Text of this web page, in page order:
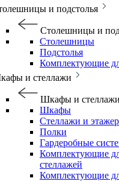
и подстолья
Столешницы и
Столешницы
Подстолья
Комплектующие
и стеллажи
Шкафы и стеллажи
Шкафы
Стеллажи и
Полки
Гардеробные
Комплектующие
стеллажей
Комплектующие